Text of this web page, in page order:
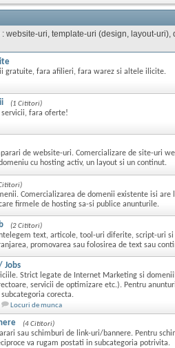
website-uri, template-uri (design, layout-
gratuite, fara afilieri, fara warez si altele ilicite.
(1 Cititori)
servicii, fara oferte!
de website-uri. Comercializare de site-uri
cu hosting activ, un layout si un continut.
Comercializarea de domenii existente isi are
firmele de hosting sa-si publice anunturile.
(2 Cititori)
text, articole, tool-uri diferite, script-uri si
promovarea sau folosirea de text sau
Jobs
Strict legate de Internet Marketing si
servicii de optimizare etc.). Pentru
corecta.
Locuri de munca
(4 Cititori)
sau schimburi de link-uri/bannere. Pentru
va rugam postati in subcategoria potrivita.